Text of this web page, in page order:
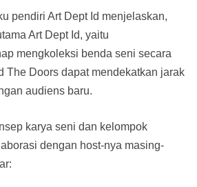
pendiri Art Dept Id menjelaskan,
Art Dept Id, yaitu
mengkoleksi benda seni secara
The Doors dapat mendekatkan jarak
audiens baru.
karya seni dan kelompok
dengan host-nya masing-